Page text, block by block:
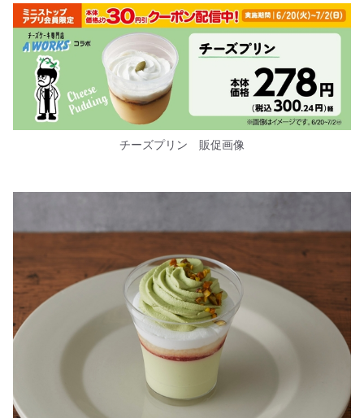
チーズプリン 販促画像